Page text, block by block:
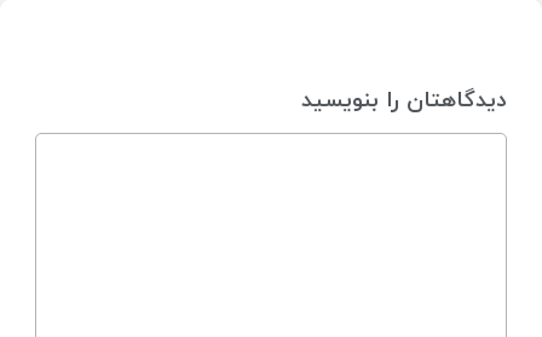
دیدگاهتان را بنویسید